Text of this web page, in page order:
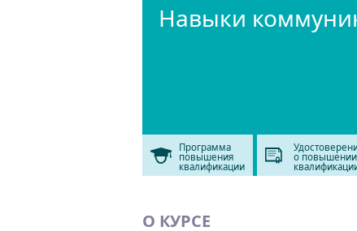
Навыки
Программа
повышения
квалификации
о повышении
О КУРСЕ